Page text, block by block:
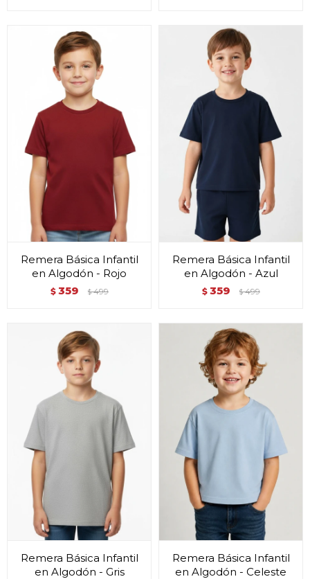
Remera Básica Infantil
en Algodón - Rojo
$ 359 $ 499
Remera Básica Infantil
en Algodón - Azul
$ 359 $ 499
Remera Básica Infantil
en Algodón - Gris
Remera Básica Infantil
en Algodón - Celeste